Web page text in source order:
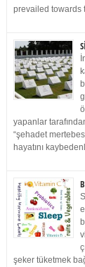
prevailed towards
yapanlar
“şehadet
hayatını
şeker tüketmek